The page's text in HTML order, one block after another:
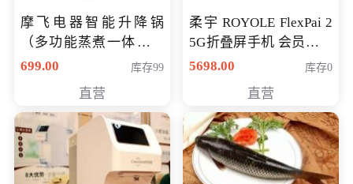
摩飞电器智能升降锅
（多功能蒸煮一体锅）
（智能升降养生锅） 会
699.00 库存99
直营
柔宇 ROYOLE FlexPai 2
5G折叠屏手机 会员专享
购买价格 4998元
5698.00 库存0
直营